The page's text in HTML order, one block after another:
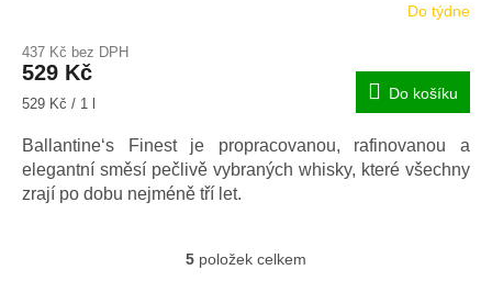
produktu
je
5,0
5
hvězdiček.
Do týdne
437 Kč bez DPH
529 Kč
Měrná
529 Kč / 1 l
Do košíku
Ballantine‘s Finest je propracovanou, rafinovanou a
elegantní směsí pečlivě vybraných whisky, které všechny
zrají po dobu nejméně tří let.
O
5 položek celkem